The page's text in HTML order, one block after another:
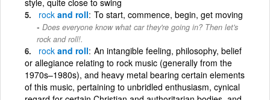
rock and roll To start, commence, begin, get moving
Does everyone know what car they're going in? Then let's
rock and roll!.
rock and roll An intangible feeling, philosophy, belief
or allegiance relating to rock music (generally from the
1970s–1980s), and heavy metal bearing certain elements
of this music, pertaining to unbridled enthusiasm, cynical